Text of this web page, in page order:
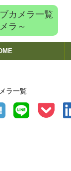
カメラ一覧
ラ～
ラ一覧